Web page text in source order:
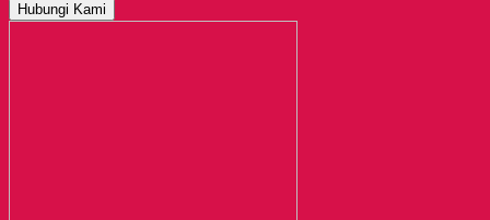
Hubungi Kami